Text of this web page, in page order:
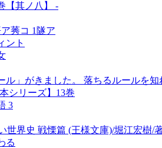
【其ノ八】 -
莠コ 1隧ア
ント
ル」がきました。 落ちるルールを
シリーズ】13巻
3
世界史 戦慄篇 (王様文庫)/堀江宏樹/
る